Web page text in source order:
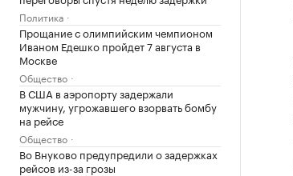
Политика
Прощание с олимпийским чемпионом
Иваном Едешко пройдет 7 августа в
Москве
Общество
В США в аэропорту задержали
мужчину, угрожавшего взорвать бомбу
на рейсе
Общество
Во Внуково предупредили о задержках
рейсов из-за грозы